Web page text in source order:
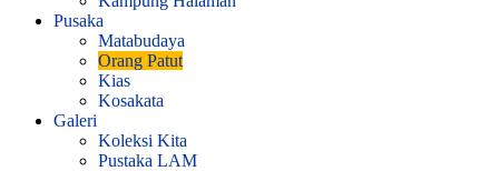
Pusaka
Matabudaya
Orang Patut
Kias
Kosakata
Galeri
Koleksi Kita
Pustaka LAM